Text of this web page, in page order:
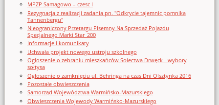
MPZP Samagowo – czesc I
Rezygnacja z realizacji zadania pn. "Odkrycie tajemnic pomnika
Tannenbergu"
Nieograniczony Przetargu Pisemny Na Sprzedaż Pojazdu
Specjalnego Marki Star_200
Informacje i komunikaty
Uchwała projekt nowego ustroju szkolnego
Ogłoszenie o zebraniu mieszkańców Sołectwa Drwęck - wybory
sołtysa
Ogłoszenie o zamknięciu ul. Behringa na czas Dni Olsztynka 2016
Pozostałe obwieszczenia
Samorząd Województwa Warmińsko-Mazurskiego
Obwieszczenia Wojewody Warmińsko-Mazurskiego